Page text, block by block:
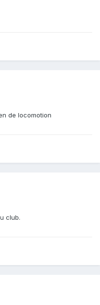
de locomotion
club.